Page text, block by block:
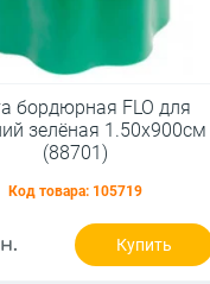
бордюрная FLO для
зелёная 1.50х900см
(88701)
Код товара: 105719
Купить